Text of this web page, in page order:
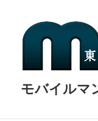
モバイルマ